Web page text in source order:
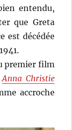
entendu,
que Greta
est décédée
premier film
Anna Christie
accroche